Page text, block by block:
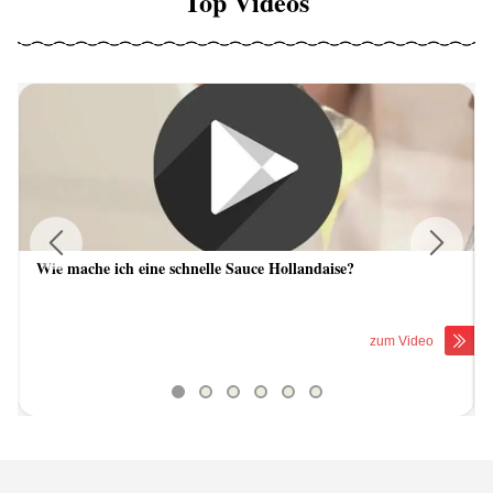
Wie mache ich eine schnelle Sauce Hollandaise?
zum Video
Previous